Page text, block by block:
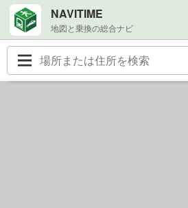
NAVITIME
地図と乗換の総合ナビ